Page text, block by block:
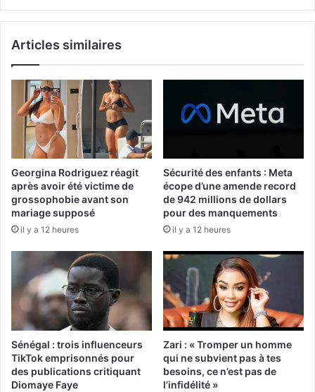
Articles similaires
Georgina Rodriguez réagit
après avoir été victime de
grossophobie avant son
mariage supposé
il y a 12 heures
Sécurité des enfants : Meta
écope d’une amende record
de 942 millions de dollars
pour des manquements
il y a 12 heures
Sénégal : trois influenceurs
TikTok emprisonnés pour
des publications critiquant
Diomaye Faye
Zari : « Tromper un homme
qui ne subvient pas à tes
besoins, ce n’est pas de
l’infidélité »